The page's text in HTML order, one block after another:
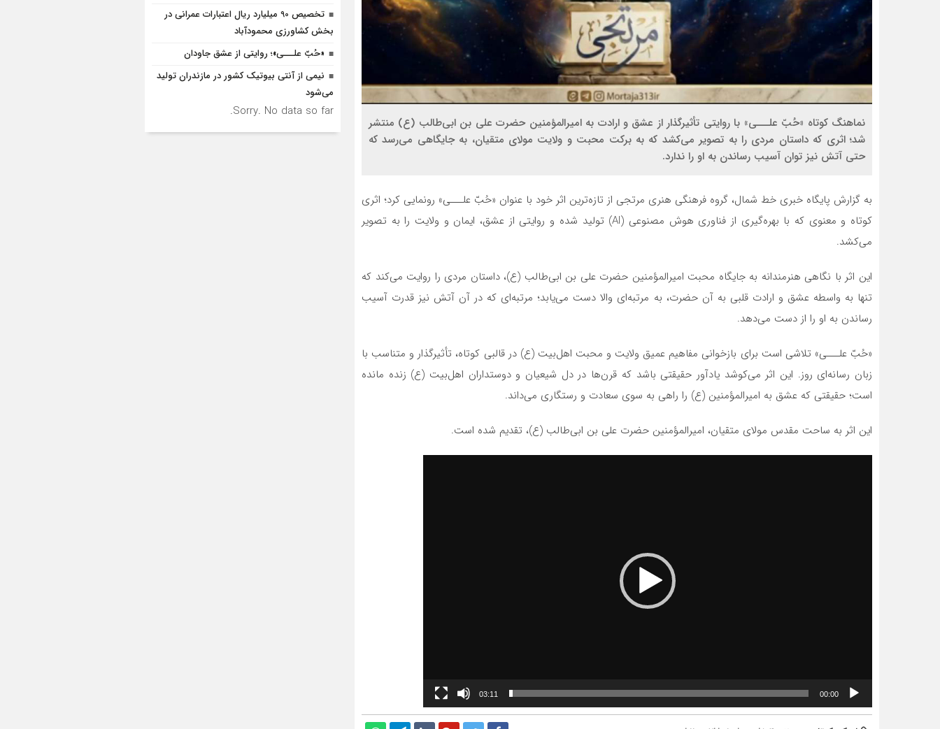
نماهنگ کوتاه «حُبّ علـــی» با روایتی تأثیرگذار از عشق و ارادت به امیرالمؤمنین حضرت علی بن ابی‌طالب (ع) منتشر
شد؛ اثری که داستان مردی را به تصویر می‌کشد که به برکت محبت و ولایت مولای متقیان، به جایگاهی می‌رسد که
حتی آتش نیز توان آسیب رساندن به او را ندارد.
به گزارش پایگاه خبری خط شمال، گروه فرهنگی هنری مرتجی از تازه‌ترین اثر خود با عنوان «حُبّ علـــی» رونمایی کرد؛ اثری
کوتاه و معنوی که با بهره‌گیری از فناوری هوش مصنوعی (AI) تولید شده و روایتی از عشق، ایمان و ولایت را به تصویر
می‌کشد.
این اثر با نگاهی هنرمندانه به جایگاه محبت امیرالمؤمنین حضرت علی بن ابی‌طالب (ع)، داستان مردی را روایت می‌کند که
تنها به واسطه عشق و ارادت قلبی به آن حضرت، به مرتبه‌ای والا دست می‌یابد؛ مرتبه‌ای که در آن آتش نیز قدرت آسیب
رساندن به او را از دست می‌دهد.
«حُبّ علـــی» تلاشی است برای بازخوانی مفاهیم عمیق ولایت و محبت اهل‌بیت (ع) در قالبی کوتاه، تأثیرگذار و متناسب با
زبان رسانه‌ای روز. این اثر می‌کوشد یادآور حقیقتی باشد که قرن‌ها در دل شیعیان و دوستداران اهل‌بیت (ع) زنده مانده
است؛ حقیقتی که عشق به امیرالمؤمنین (ع) را راهی به سوی سعادت و رستگاری می‌داند.
این اثر به ساحت مقدس مولای متقیان، امیرالمؤمنین حضرت علی بن ابی‌طالب (ع)، تقدیم شده است.
00:00
03:11
تخصیص 90 میلیارد ریال اعتبارات عمرانی در
بخش کشاورزی محمودآباد
«حُبّ علـــی»؛ روایتی از عشق جاودان
نیمی از آنتی بیوتیک کشور در مازندران تولید
می‌شود
Sorry. No data so far.